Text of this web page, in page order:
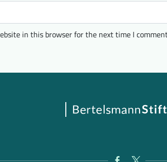
in this browser for the next time I